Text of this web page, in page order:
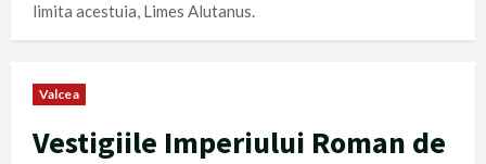
limita acestuia, Limes Alutanus.
Valcea
Vestigiile Imperiului Roman de